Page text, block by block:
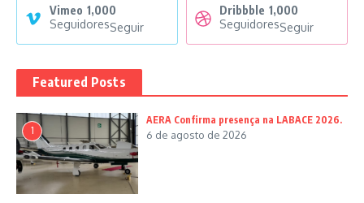
Vimeo 1,000
SeguidoresSeguir
Dribbble 1,000
SeguidoresSeguir
Featured Posts
1
AERA Confirma presença na LABACE 2026.
6 de agosto de 2026